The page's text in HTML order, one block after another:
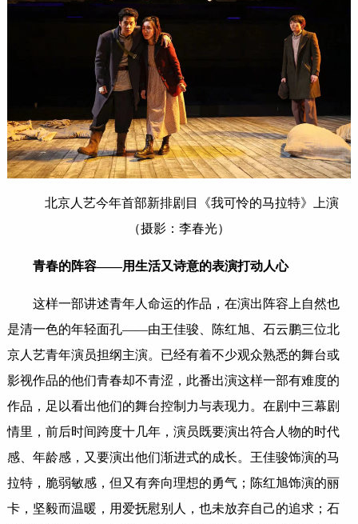
北京人艺今年首部新排剧目《我可怜的马拉特》上演
（摄影：李春光）
青春的阵容——用生活又诗意的表演打动人心
这样一部讲述青年人命运的作品，在演出阵容上自然也
是清一色的年轻面孔——由王佳骏、陈红旭、石云鹏三位北
京人艺青年演员担纲主演。已经有着不少观众熟悉的舞台或
影视作品的他们青春却不青涩，此番出演这样一部有难度的
作品，足以看出他们的舞台控制力与表现力。在剧中三幕剧
情里，前后时间跨度十几年，演员既要演出符合人物的时代
感、年龄感，又要演出他们渐进式的成长。王佳骏饰演的马
拉特，脆弱敏感，但又有奔向理想的勇气；陈红旭饰演的丽
卡，坚毅而温暖，用爱抚慰别人，也未放弃自己的追求；石